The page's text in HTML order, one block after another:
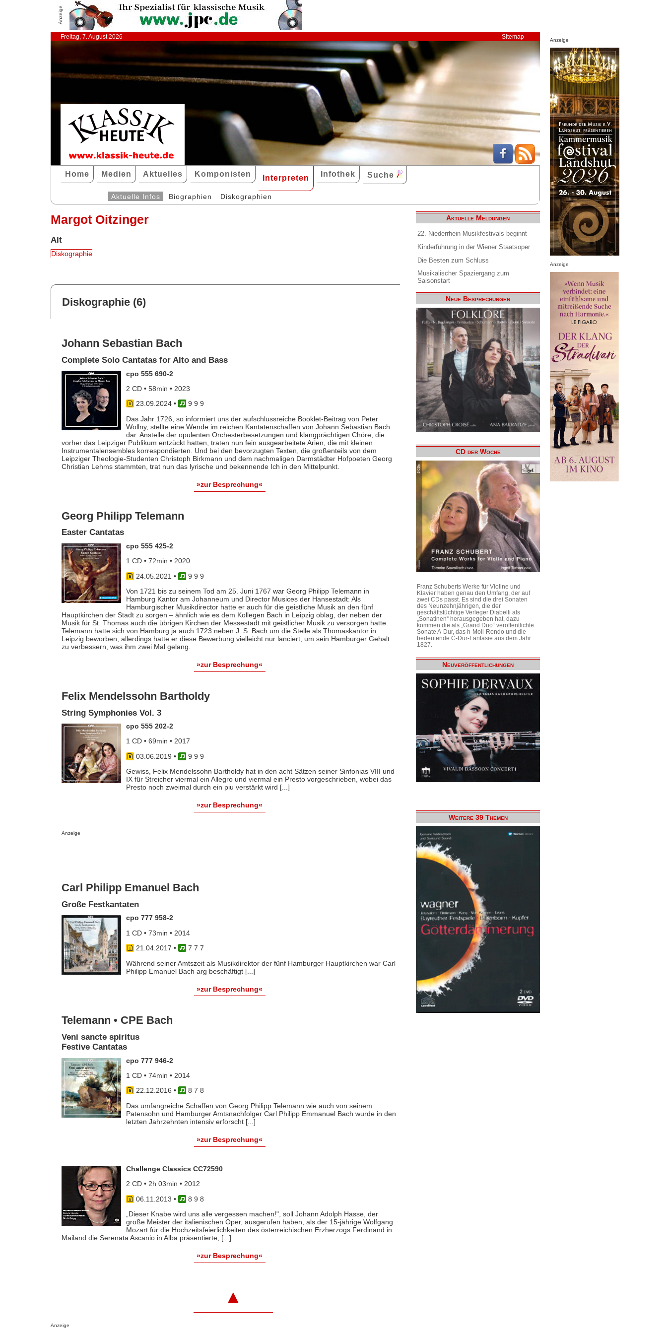
Anzeige
Freitag, 7. August 2026 Sitemap
Home Medien Aktuelles Komponisten Interpreten Infothek Suche
Aktuelle Infos Biographien Diskographien
Margot Oitzinger
Alt
Diskographie
Diskographie (6)
Johann Sebastian Bach
Complete Solo Cantatas for Alto and Bass
cpo 555 690-2
2 CD • 58min • 2023
23.09.2024•
9 9 9
Das Jahr 1726, so informiert uns der aufschlussreiche Booklet-Beitrag von Peter
Wollny, stellte eine Wende im reichen Kantatenschaffen von Johann Sebastian Bach
dar. Anstelle der opulenten Orchesterbesetzungen und klangprächtigen Chöre, die
vorher das Leipziger Publikum entzückt hatten, traten nun fein ausgearbeitete Arien, die mit kleinen
Instrumentalensembles korrespondierten. Und bei den bevorzugten Texten, die großenteils von dem
Leipziger Theologie-Studenten Christoph Birkmann und dem nachmaligen Darmstädter Hofpoeten Georg
Christian Lehms stammten, trat nun das lyrische und bekennende Ich in den Mittelpunkt.
»zur Besprechung«
Georg Philipp Telemann
Easter Cantatas
cpo 555 425-2
1 CD • 72min • 2020
24.05.2021 •
9 9 9
Von 1721 bis zu seinem Tod am 25. Juni 1767 war Georg Philipp Telemann in
Hamburg Kantor am Johanneum und Director Musices der Hansestadt: Als
Hamburgischer Musikdirector hatte er auch für die geistliche Musik an den fünf
Hauptkirchen der Stadt zu sorgen – ähnlich wie es dem Kollegen Bach in Leipzig oblag, der neben der
Musik für St. Thomas auch die übrigen Kirchen der Messestadt mit geistlicher Musik zu versorgen hatte.
Telemann hatte sich von Hamburg ja auch 1723 neben J. S. Bach um die Stelle als Thomaskantor in
Leipzig beworben; allerdings hatte er diese Bewerbung vielleicht nur lanciert, um sein Hamburger Gehalt
zu verbessern, was ihm zwei Mal gelang.
»zur Besprechung«
Felix Mendelssohn Bartholdy
String Symphonies Vol. 3
cpo 555 202-2
1 CD • 69min • 2017
03.06.2019 •
9 9 9
Gewiss, Felix Mendelssohn Bartholdy hat in den acht Sätzen seiner Sinfonias VIII und
IX für Streicher viermal ein Allegro und viermal ein Presto vorgeschrieben, wobei das
Presto noch zweimal durch ein piu verstärkt wird [...]
»zur Besprechung«
Anzeige
Carl Philipp Emanuel Bach
Große Festkantaten
cpo 777 958-2
1 CD • 73min • 2014
21.04.2017 •
7 7 7
Während seiner Amtszeit als Musikdirektor der fünf Hamburger Hauptkirchen war Carl
Philipp Emanuel Bach arg beschäftigt [...]
»zur Besprechung«
Telemann • CPE Bach
Veni sancte spiritus
Festive Cantatas
cpo 777 946-2
1 CD • 74min • 2014
22.12.2016 •
8 7 8
Das umfangreiche Schaffen von Georg Philipp Telemann wie auch von seinem
Patensohn und Hamburger Amtsnachfolger Carl Philipp Emmanuel Bach wurde in den
letzten Jahrzehnten intensiv erforscht [...]
»zur Besprechung«
Challenge Classics CC72590
2 CD • 2h 03min • 2012
06.11.2013 •
8 9 8
„Dieser Knabe wird uns alle vergessen machen!", soll Johann Adolph Hasse, der
große Meister der italienischen Oper, ausgerufen haben, als der 15-jährige Wolfgang
Mozart für die Hochzeitsfeierlichkeiten des österreichischen Erzherzogs Ferdinand in
Mailand die Serenata Ascanio in Alba präsentierte; [...]
»zur Besprechung«
▲
Anzeige
Aktuelle Meldungen
22. Niederrhein Musikfestivals beginnt
Kinderführung in der Wiener Staatsoper
Die Besten zum Schluss
Musikalischer Spaziergang zum
Saisonstart
Neue Besprechungen
CD der Woche
Franz Schuberts Werke für Violine und
Klavier haben genau den Umfang, der auf
zwei CDs passt. Es sind die drei Sonaten
des Neunzehnjährigen, die der
geschäftstüchtige Verleger Diabelli als
„Sonatinen“ herausgegeben hat, dazu
kommen die als „Grand Duo“ veröffentlichte
Sonate A-Dur, das h-Moll-Rondo und die
bedeutende C-Dur-Fantasie aus dem Jahr
1827.
Neuveröffentlichungen
Weitere 39 Themen
Anzeige
Anzeige